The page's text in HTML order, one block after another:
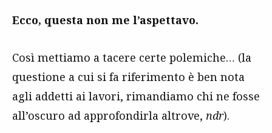
Ecco, questa non me l’aspettavo.
Così mettiamo a tacere certe polemiche… (la
questione a cui si fa riferimento è ben nota
agli addetti ai lavori, rimandiamo chi ne fosse
all’oscuro ad approfondirla altrove, ndr).